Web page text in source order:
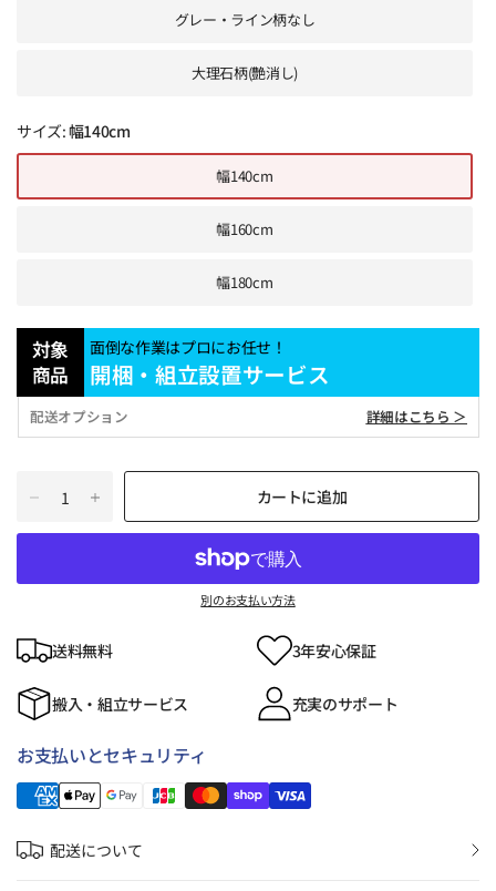
グレー・ライン柄なし
大理石柄(艶消し)
サイズ:幅140cm
幅140cm
幅160cm
幅180cm
対象
商品
面倒な作業はプロにお任せ！
開梱・組立設置サービス
配送オプション 詳細はこちら ＞
カートに追加
別のお支払い方法
送料無料 3年安心保証
搬入・組立サービス 充実のサポート
お支払いとセキュリティ
配送について